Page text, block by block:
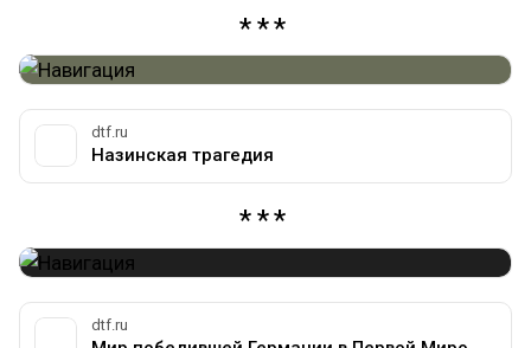
dtf.ru
Назинская трагедия
dtf.ru